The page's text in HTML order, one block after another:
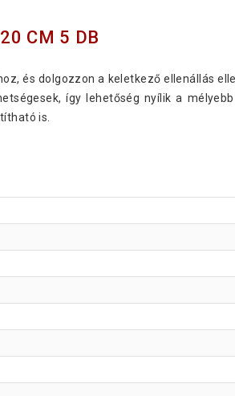
CM 5 DB
és dolgozzon a keletkező ellenállás
így lehetőség nyílik a
is.